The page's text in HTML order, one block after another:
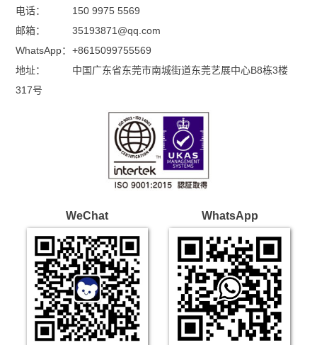
电话：
150 9975 5569
邮箱：
35193871@qq.com
WhatsApp： +8615099755569
地址：
中国广东省东莞市南城街道东莞艺展中心B8栋3楼
317号
WeChat WhatsApp